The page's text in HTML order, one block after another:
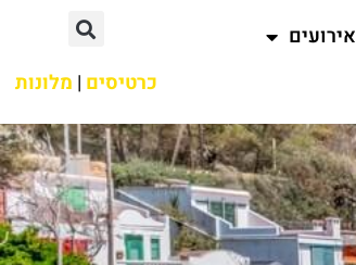
אירועים
כרטיסים | מלונות